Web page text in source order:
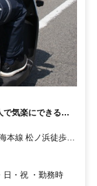
気楽にできるシ
方（50代・60
本線 松ノ浜徒歩約
日・祝 ・勤務時